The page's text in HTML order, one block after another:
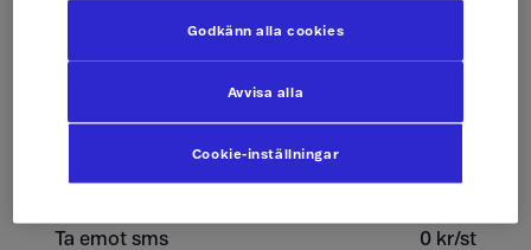
Ta emot sms 0 kr/st
Cookie-inställningar
Avvisa alla
Godkänn alla cookies